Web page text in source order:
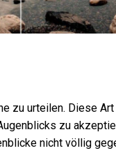
zu urteilen. Diese
zu
nicht völlig